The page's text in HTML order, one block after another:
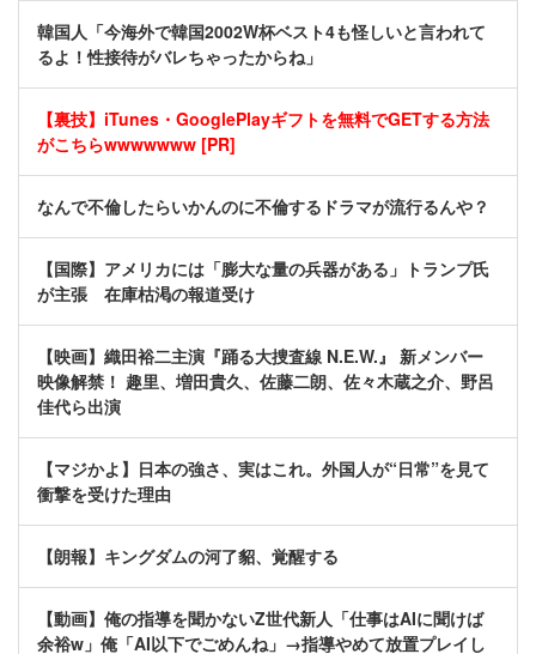
韓国人「今海外で韓国2002W杯ベスト4も怪しいと言われて
るよ！性接待がバレちゃったからね」
【裏技】iTunes・GooglePlayギフトを無料でGETする方法
がこちらwwwwwww [PR]
なんで不倫したらいかんのに不倫するドラマが流行るんや？
【国際】アメリカには「膨大な量の兵器がある」トランプ氏
が主張 在庫枯渇の報道受け
【映画】織田裕二主演『踊る大捜査線 N.E.W.』 新メンバー
映像解禁！ 趣里、増田貴久、佐藤二朗、佐々木蔵之介、野呂
佳代ら出演
【マジかよ】日本の強さ、実はこれ。外国人が“日常”を見て
衝撃を受けた理由
【朗報】キングダムの河了貂、覚醒する
【動画】俺の指導を聞かないZ世代新人「仕事はAIに聞けば
余裕w」俺「AI以下でごめんね」→指導やめて放置プレイし